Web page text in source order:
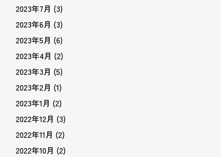
2023年7月 (3)
2023年6月 (3)
2023年5月 (6)
2023年4月 (2)
2023年3月 (5)
2023年2月 (1)
2023年1月 (2)
2022年12月 (3)
2022年11月 (2)
2022年10月 (2)